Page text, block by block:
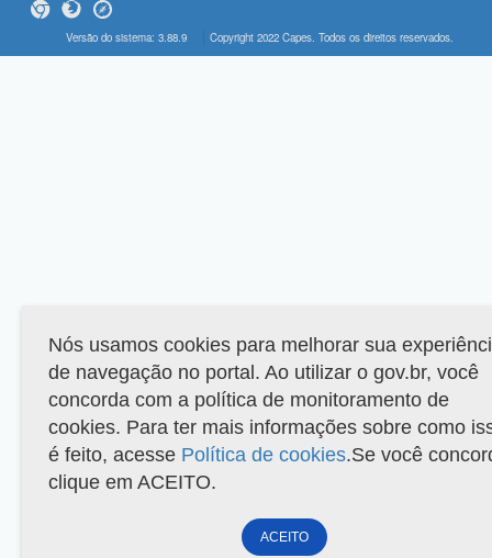
Versão do sistema: 3.88.9 Copyright 2022 Capes. Todos os direitos reservados.
Nós usamos cookies para melhorar sua
de navegação no portal. Ao utilizar o gov.br, você
concorda com a política de monitoramento de
cookies. Para ter mais informações sobre como
é feito, acesse Política de cookies.Se você
clique em ACEITO.
ACEITO